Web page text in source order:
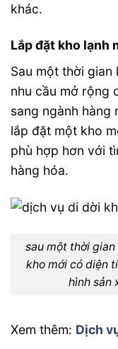
khác.
Lắp đặt kho lạnh
Sau một thời gian
nhu cầu mở rộng
sang ngành hàng
lắp đặt một kho
phù hợp hơn với
hàng hóa.
sau một thời
kho mới có diện
hình sản
Xem thêm: Dịch